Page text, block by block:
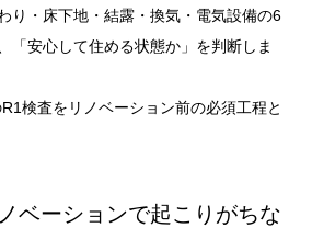
り・床下地・結露・換気・電気設備の6
「安心して住める状態か」を判断しま
検査をリノベーション前の必須工程と
ベーションで起こりがちな